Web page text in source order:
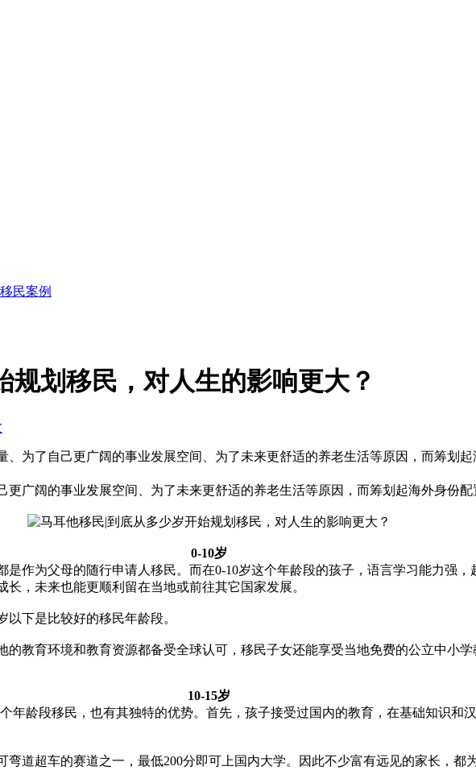
划移民，对人生的影响更大？
为了自己更广阔的事业发展空间、为了未来更舒适的养老生活等原因，而筹划
广阔的事业发展空间、为了未来更舒适的养老生活等原因，而筹划起海外身份
0-10岁
作为父母的随行申请人移民。而在0-10岁这个年龄段的孩子，语言学习能力强
，未来也能更顺利留在当地或前往其它国家发展。
下是比较好的移民年龄段。
教育环境和教育资源都备受全球认可，移民子女还能享受当地免费的公立中小学
10-15岁
年龄段移民，也有其独特的优势。首先，孩子接受过国内的教育，在基础知识和
道超车的赛道之一，最低200分即可上国内大学。因此不少富有远见的家长，都